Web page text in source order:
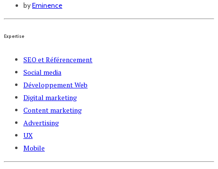
byEminence
Expertise
SEO et Référencement
Social media
Développement Web
Digital marketing
Content marketing
Advertising
UX
Mobile